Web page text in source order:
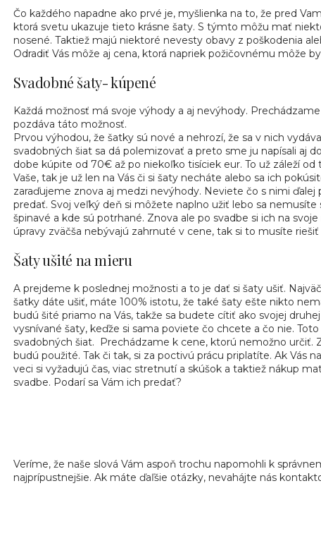
Čo každého napadne ako prvé je, myšlienka na to, že pred
ktorá svetu ukazuje tieto krásne šaty. S týmto môžu mať
nosené. Taktiež majú niektoré nevesty obavy z poškodenia
Odradiť Vás môže aj cena, ktorá napriek požičovnému môže
Svadobné šaty- kúpené
Každá možnosť má svoje výhody a aj nevýhody.
pozdáva táto možnosť.
Prvou výhodou, že šatky sú nové a nehrozí, že sa v nich
svadobných šiat sa dá polemizovať a preto sme ju napísali aj
dobe kúpite od 70€ až po niekoľko tisíciek eur. To už záleží
Vaše, tak je už len na Vás či si šaty necháte alebo sa ich
zaraďujeme znova aj medzi nevýhody. Neviete čo s nimi ďalej
predať. Svoj veľký deň si môžete naplno užiť lebo sa
špinavé a kde sú potrhané. Znova ale po svadbe si ich na
úpravy zväčša nebývajú zahrnuté v cene, tak si to musíte riešiť
Šaty ušité na mieru
A prejdeme k poslednej možnosti a to je dať si šaty ušiť.
šatky dáte ušiť, máte 100% istotu, že také šaty ešte nikto
budú šité priamo na Vás, takže sa budete cítiť ako svojej
vysnívané šaty, keďže si sama poviete čo chcete a čo nie.
svadobných šiat. Prechádzame k cene, ktorú nemožno určiť.
budú použité. Tak či tak, si za poctivú prácu priplatíte. Ak Vás
veci si vyžadujú čas, viac stretnutí a skúšok a taktiež nákup
svadbe. Podarí sa Vám ich predať?
Veríme, že naše slová Vám aspoň trochu napomohli k
najprípustnejšie. Ak máte ďaľšie otázky, nevahájte nás